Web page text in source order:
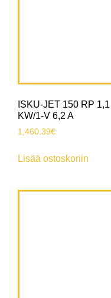
ISKU-JET 150 RP 1,1
KW/1-V 6,2 A
1,460.39€
Lisää ostoskoriin